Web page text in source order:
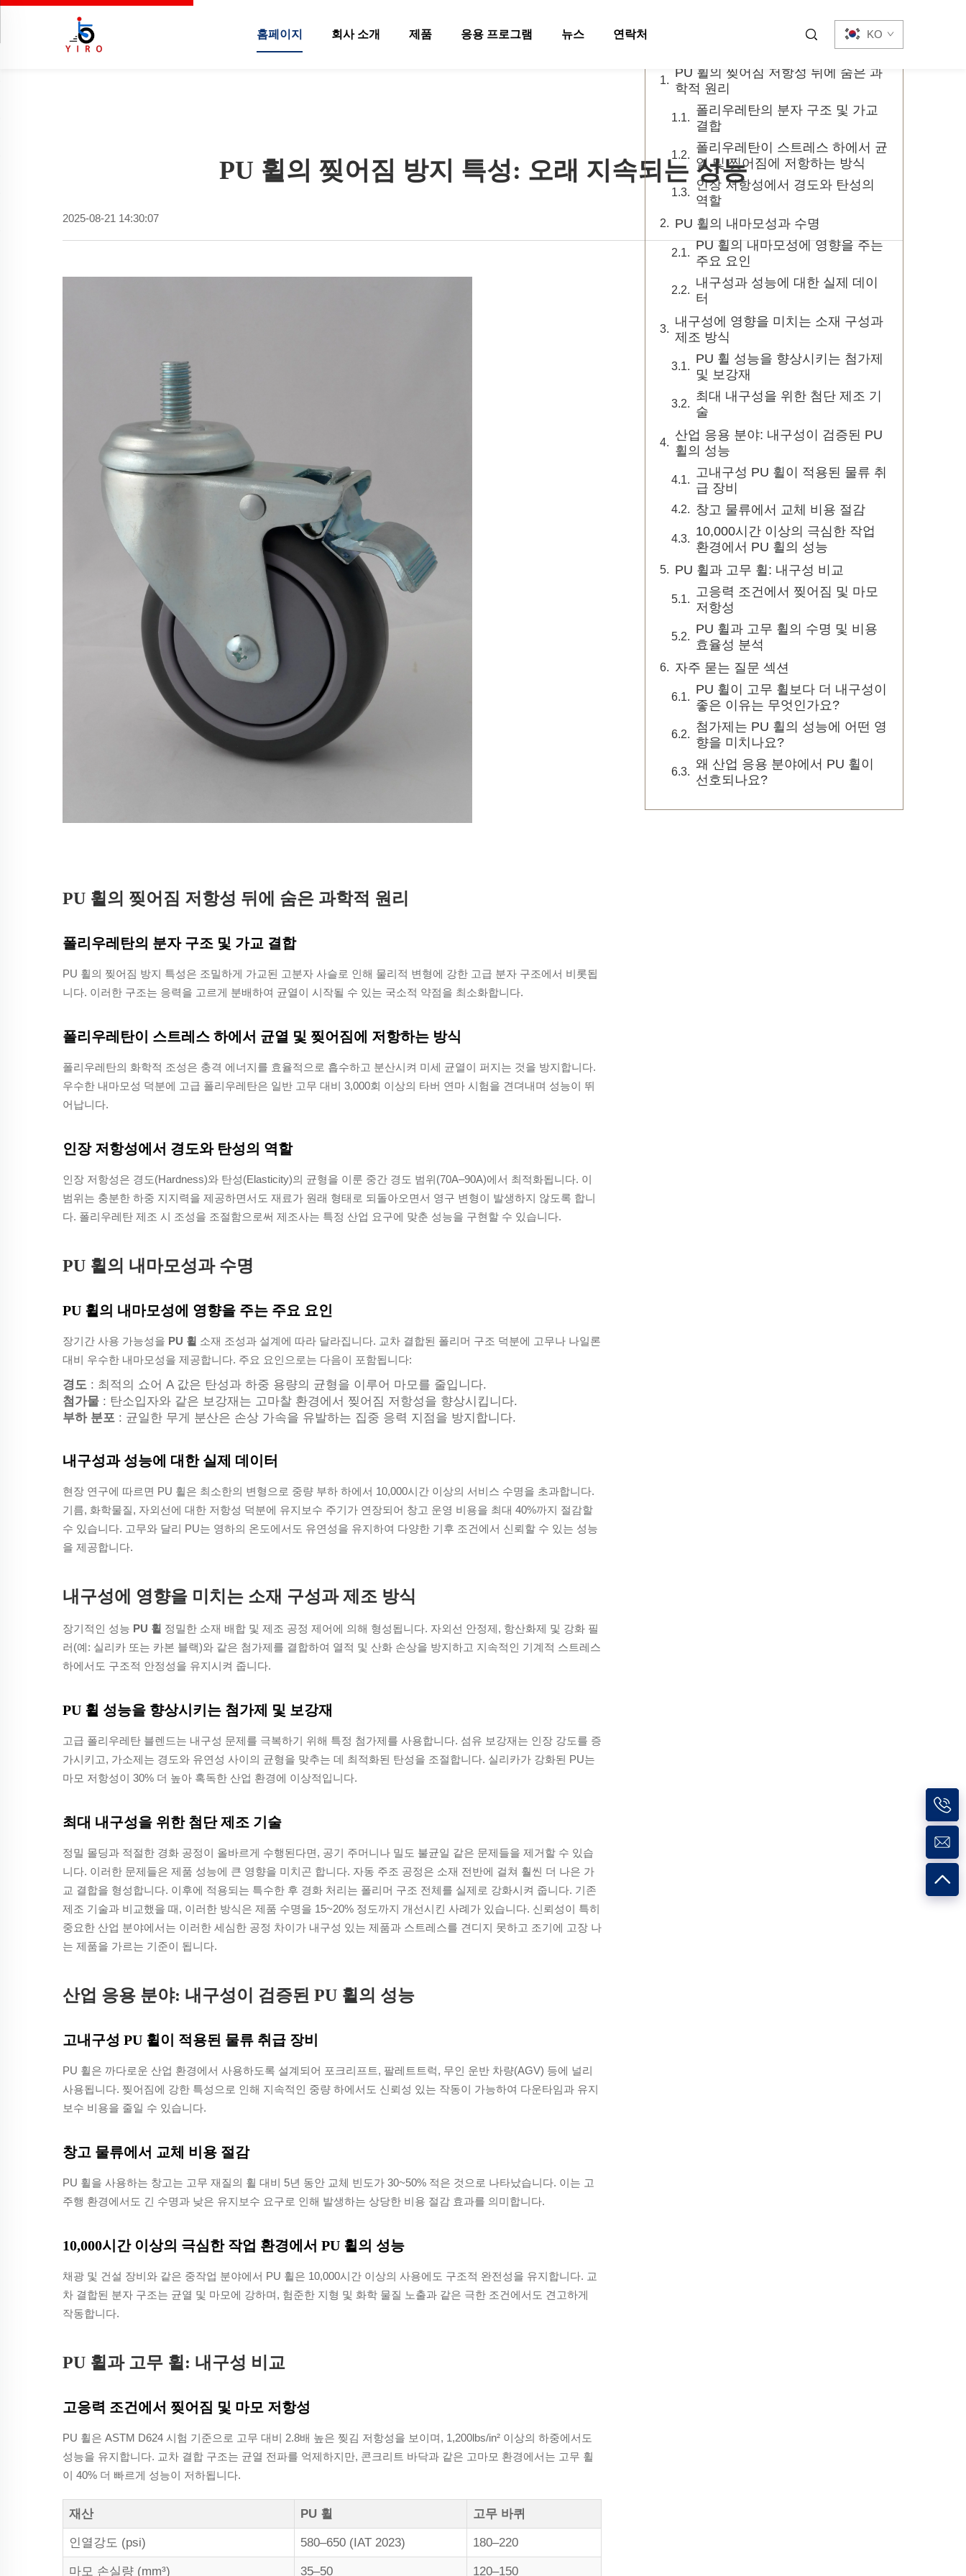
홈페이지 회사 소개 제품 응용 프로그램 뉴스 연락처 KO
PU 휠의 찢어짐 방지 특성: 오래 지속되는 성능
2025-08-21 14:30:07
PU 휠의 찢어짐 저항성 뒤에 숨은 과학적 원리
폴리우레탄의 분자 구조 및 가교 결합
PU 휠의 찢어짐 방지 특성은 조밀하게 가교된 고분자 사슬로 인해 물리적 변형에 강한 고급 분자 구조에서 비롯됩
니다. 이러한 구조는 응력을 고르게 분배하여 균열이 시작될 수 있는 국소적 약점을 최소화합니다.
폴리우레탄이 스트레스 하에서 균열 및 찢어짐에 저항하는 방식
폴리우레탄의 화학적 조성은 충격 에너지를 효율적으로 흡수하고 분산시켜 미세 균열이 퍼지는 것을 방지합니다.
우수한 내마모성 덕분에 고급 폴리우레탄은 일반 고무 대비 3,000회 이상의 타버 연마 시험을 견뎌내며 성능이 뛰
어납니다.
인장 저항성에서 경도와 탄성의 역할
인장 저항성은 경도(Hardness)와 탄성(Elasticity)의 균형을 이룬 중간 경도 범위(70A–90A)에서 최적화됩니다. 이
범위는 충분한 하중 지지력을 제공하면서도 재료가 원래 형태로 되돌아오면서 영구 변형이 발생하지 않도록 합니
다. 폴리우레탄 제조 시 조성을 조절함으로써 제조사는 특정 산업 요구에 맞춘 성능을 구현할 수 있습니다.
PU 휠의 내마모성과 수명
PU 휠의 내마모성에 영향을 주는 주요 요인
장기간 사용 가능성을 PU 휠 소재 조성과 설계에 따라 달라집니다. 교차 결합된 폴리머 구조 덕분에 고무나 나일론
대비 우수한 내마모성을 제공합니다. 주요 요인으로는 다음이 포함됩니다:
경도 : 최적의 쇼어 A 값은 탄성과 하중 용량의 균형을 이루어 마모를 줄입니다.
첨가물 : 탄소입자와 같은 보강재는 고마찰 환경에서 찢어짐 저항성을 향상시킵니다.
부하 분포 : 균일한 무게 분산은 손상 가속을 유발하는 집중 응력 지점을 방지합니다.
내구성과 성능에 대한 실제 데이터
현장 연구에 따르면 PU 휠은 최소한의 변형으로 중량 부하 하에서 10,000시간 이상의 서비스 수명을 초과합니다.
기름, 화학물질, 자외선에 대한 저항성 덕분에 유지보수 주기가 연장되어 창고 운영 비용을 최대 40%까지 절감할
수 있습니다. 고무와 달리 PU는 영하의 온도에서도 유연성을 유지하여 다양한 기후 조건에서 신뢰할 수 있는 성능
을 제공합니다.
내구성에 영향을 미치는 소재 구성과 제조 방식
장기적인 성능 PU 휠 정밀한 소재 배합 및 제조 공정 제어에 의해 형성됩니다. 자외선 안정제, 항산화제 및 강화 필
러(예: 실리카 또는 카본 블랙)와 같은 첨가제를 결합하여 열적 및 산화 손상을 방지하고 지속적인 기계적 스트레스
하에서도 구조적 안정성을 유지시켜 줍니다.
PU 휠 성능을 향상시키는 첨가제 및 보강재
고급 폴리우레탄 블렌드는 내구성 문제를 극복하기 위해 특정 첨가제를 사용합니다. 섬유 보강재는 인장 강도를 증
가시키고, 가소제는 경도와 유연성 사이의 균형을 맞추는 데 최적화된 탄성을 조절합니다. 실리카가 강화된 PU는
마모 저항성이 30% 더 높아 혹독한 산업 환경에 이상적입니다.
최대 내구성을 위한 첨단 제조 기술
정밀 몰딩과 적절한 경화 공정이 올바르게 수행된다면, 공기 주머니나 밀도 불균일 같은 문제들을 제거할 수 있습
니다. 이러한 문제들은 제품 성능에 큰 영향을 미치곤 합니다. 자동 주조 공정은 소재 전반에 걸쳐 훨씬 더 나은 가
교 결합을 형성합니다. 이후에 적용되는 특수한 후 경화 처리는 폴리머 구조 전체를 실제로 강화시켜 줍니다. 기존
제조 기술과 비교했을 때, 이러한 방식은 제품 수명을 15~20% 정도까지 개선시킨 사례가 있습니다. 신뢰성이 특히
중요한 산업 분야에서는 이러한 세심한 공정 차이가 내구성 있는 제품과 스트레스를 견디지 못하고 조기에 고장 나
는 제품을 가르는 기준이 됩니다.
산업 응용 분야: 내구성이 검증된 PU 휠의 성능
고내구성 PU 휠이 적용된 물류 취급 장비
PU 휠은 까다로운 산업 환경에서 사용하도록 설계되어 포크리프트, 팔레트트럭, 무인 운반 차량(AGV) 등에 널리
사용됩니다. 찢어짐에 강한 특성으로 인해 지속적인 중량 하에서도 신뢰성 있는 작동이 가능하여 다운타임과 유지
보수 비용을 줄일 수 있습니다.
창고 물류에서 교체 비용 절감
PU 휠을 사용하는 창고는 고무 재질의 휠 대비 5년 동안 교체 빈도가 30~50% 적은 것으로 나타났습니다. 이는 고
주행 환경에서도 긴 수명과 낮은 유지보수 요구로 인해 발생하는 상당한 비용 절감 효과를 의미합니다.
10,000시간 이상의 극심한 작업 환경에서 PU 휠의 성능
채광 및 건설 장비와 같은 중작업 분야에서 PU 휠은 10,000시간 이상의 사용에도 구조적 완전성을 유지합니다. 교
차 결합된 분자 구조는 균열 및 마모에 강하며, 험준한 지형 및 화학 물질 노출과 같은 극한 조건에서도 견고하게
작동합니다.
PU 휠과 고무 휠: 내구성 비교
고응력 조건에서 찢어짐 및 마모 저항성
PU 휠은 ASTM D624 시험 기준으로 고무 대비 2.8배 높은 찢김 저항성을 보이며, 1,200lbs/in² 이상의 하중에서도
성능을 유지합니다. 교차 결합 구조는 균열 전파를 억제하지만, 콘크리트 바닥과 같은 고마모 환경에서는 고무 휠
이 40% 더 빠르게 성능이 저하됩니다.
재산 PU 휠 고무 바퀴
인열강도 (psi) 580–650 (IAT 2023) 180–220
마모 손실량 (mm³) 35–50 120–150
PU 휠의 찢어짐 저항성 뒤에 숨은 과
학적 원리
폴리우레탄의 분자 구조 및 가교
결합
폴리우레탄이 스트레스 하에서 균
열 및 찢어짐에 저항하는 방식
인장 저항성에서 경도와 탄성의
역할
PU 휠의 내마모성과 수명
PU 휠의 내마모성에 영향을 주는
주요 요인
내구성과 성능에 대한 실제 데이
터
내구성에 영향을 미치는 소재 구성과
제조 방식
PU 휠 성능을 향상시키는 첨가제
및 보강재
최대 내구성을 위한 첨단 제조 기
술
산업 응용 분야: 내구성이 검증된 PU
휠의 성능
고내구성 PU 휠이 적용된 물류 취
급 장비
창고 물류에서 교체 비용 절감
10,000시간 이상의 극심한 작업
환경에서 PU 휠의 성능
PU 휠과 고무 휠: 내구성 비교
고응력 조건에서 찢어짐 및 마모
저항성
PU 휠과 고무 휠의 수명 및 비용
효율성 분석
자주 묻는 질문 섹션
PU 휠이 고무 휠보다 더 내구성이
좋은 이유는 무엇인가요?
첨가제는 PU 휠의 성능에 어떤 영
향을 미치나요?
왜 산업 응용 분야에서 PU 휠이
선호되나요?